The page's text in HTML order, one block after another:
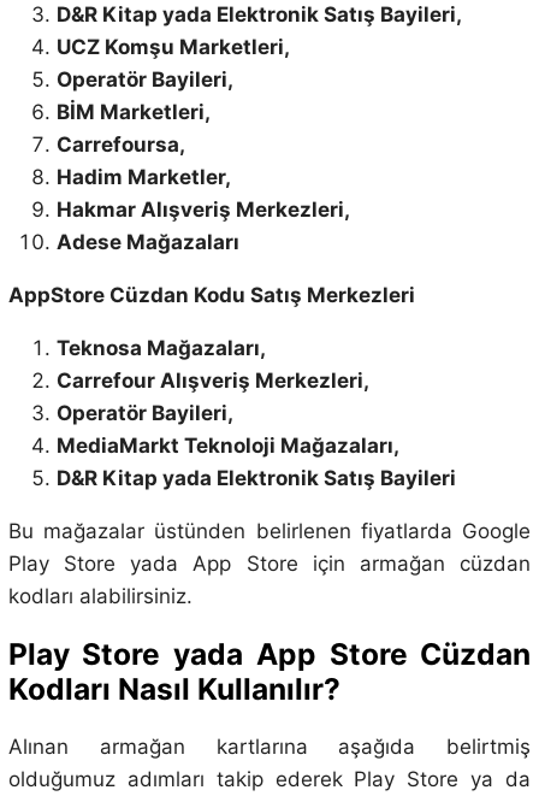
D&R Kitap yada Elektronik Satış Bayileri,
UCZ Komşu Marketleri,
Operatör Bayileri,
BİM Marketleri,
Carrefoursa,
Hadim Marketler,
Hakmar Alışveriş Merkezleri,
Adese Mağazaları
AppStore Cüzdan Kodu Satış Merkezleri
Teknosa Mağazaları,
Carrefour Alışveriş Merkezleri,
Operatör Bayileri,
MediaMarkt Teknoloji Mağazaları,
D&R Kitap yada Elektronik Satış Bayileri
Bu mağazalar üstünden belirlenen fiyatlarda Google
Play Store yada App Store için armağan cüzdan
kodları alabilirsiniz.
Play Store yada App Store Cüzdan
Kodları Nasıl Kullanılır?
Alınan armağan kartlarına aşağıda belirtmiş
olduğumuz adımları takip ederek Play Store ya da